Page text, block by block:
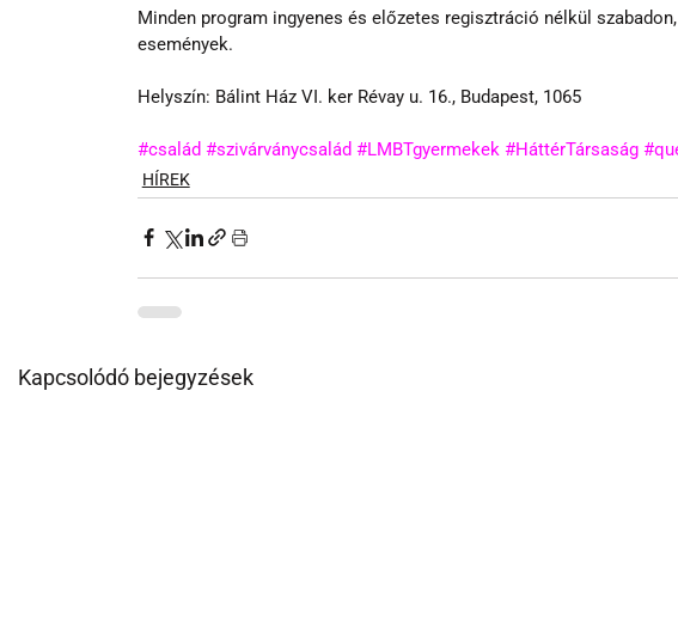
Minden program ingyenes és előzetes regisztráció nélkül
események.
Helyszín: Bálint Ház VI. ker Révay u. 16., Budapest, 1065
#család #szivárványcsalád #LMBTgyermekek #HáttérTársaság
HÍREK
Kapcsolódó bejegyzések